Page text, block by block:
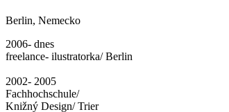
Berlin, Nemecko
2006- dnes
freelance- ilustratorka/ Berlin
2002- 2005
Fachhochschule/
Knižný Design/ Trier